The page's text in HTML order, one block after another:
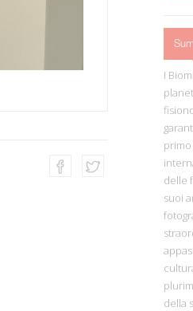
I
delle
suoi
della